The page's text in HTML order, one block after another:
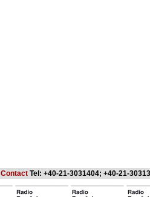
Contact Tel: +40-21-3031404; +40-21-